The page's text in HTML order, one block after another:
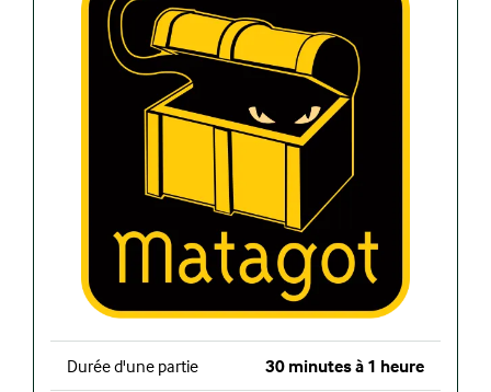
Durée d'une partie 30 minutes à 1 heure